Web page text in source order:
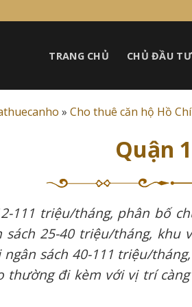
TRANG CHỦ CHỦ ĐẦU TƯ
» Cho thuê căn hộ Hồ
Quận 1
111 triệu/tháng, phân bố
sách 25-40 triệu/tháng,
sách 40-111 triệu/
thường đi kèm với vị trí